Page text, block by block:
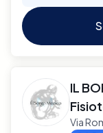
IL
Via